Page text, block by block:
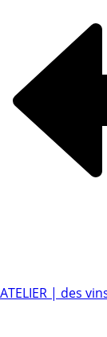
ATELIER | des